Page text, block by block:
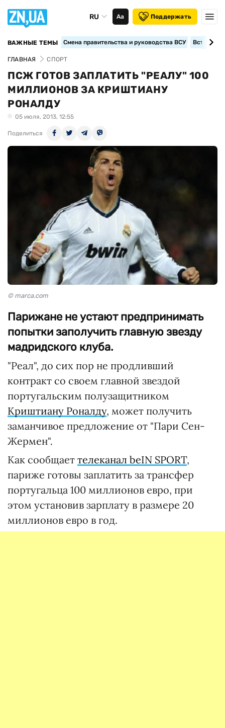
RU Аа Поддержать
ВАЖНЫЕ ТЕМЫ Смена правительства и руководства ВСУ
ГЛАВНАЯ СПОРТ
ПСЖ ГОТОВ ЗАПЛАТИТЬ "РЕАЛУ" 100
МИЛЛИОНОВ ЗА КРИШТИАНУ
РОНАЛДУ
05 июля, 2013, 12:55
Поделиться
© marca.com
Парижане не устают предпринимать
попытки заполучить главную звезду
мадридского клуба.
"Реал", до сих пор не продливший
контракт со своем главной звездой
португальским полузащитником
Криштиану Роналду, может получить
заманчивое предложение от "Пари Сен-
Жермен".
Как сообщает телеканал beIN SPORT,
париже готовы заплатить за трансфер
португальца 100 миллионов евро, при
этом установив зарплату в размере 20
миллионов евро в год.